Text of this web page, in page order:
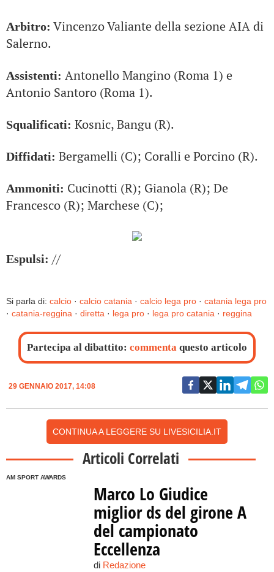
Arbitro: Vincenzo Valiante della sezione AIA di
Salerno.
Assistenti: Antonello Mangino (Roma 1) e
Antonio Santoro (Roma 1).
Squalificati: Kosnic, Bangu (R).
Diffidati: Bergamelli (C); Coralli e Porcino (R).
Ammoniti: Cucinotti (R); Gianola (R); De
Francesco (R); Marchese (C);
Espulsi: //
Si parla di: calcio · calcio catania · calcio lega pro · catania lega pro
· catania-reggina · diretta · lega pro · lega pro catania · reggina
Partecipa al dibattito: commenta questo articolo
29 GENNAIO 2017, 14:08
CONTINUA A LEGGERE SU LIVESICILIA.IT
Articoli Correlati
AM SPORT AWARDS
Marco Lo Giudice
miglior ds del girone A
del campionato
Eccellenza
di Redazione